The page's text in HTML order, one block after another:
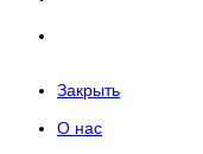
Закрыть
О нас